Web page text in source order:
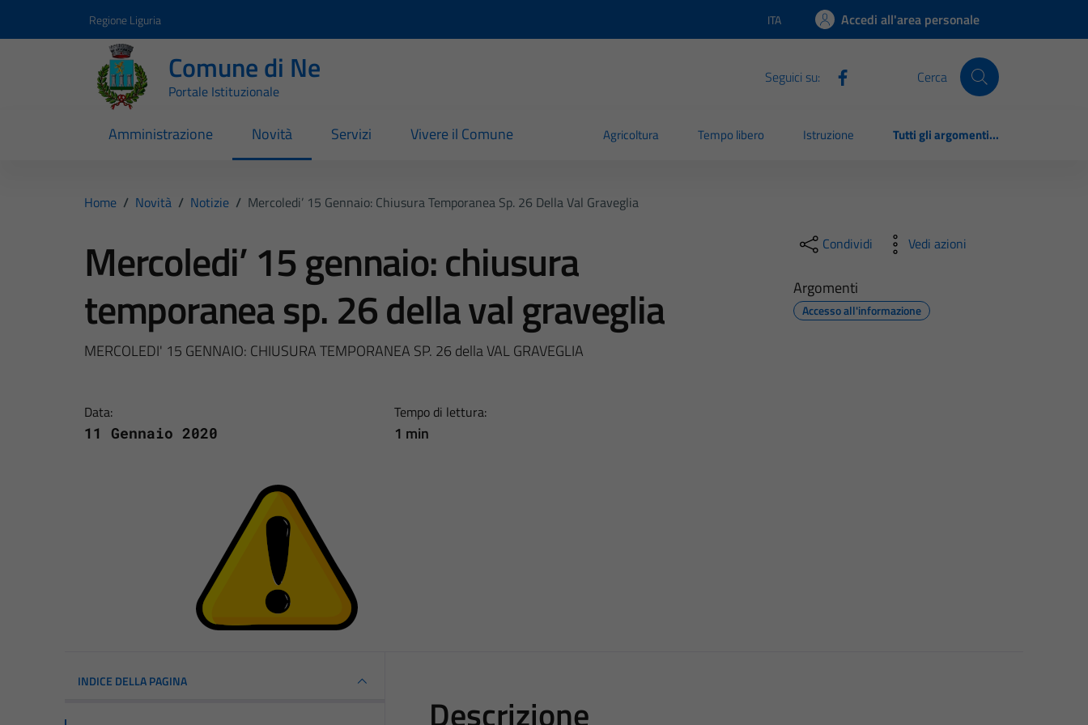
Regione Liguria Lingua attiva:
ITA Accedi all'area personale
Comune di Ne
Portale Istituzionale
Seguici su: Cerca
Amministrazione Novità Servizi Vivere il Comune Agricoltura Tempo libero Istruzione Tutti gli argomenti...
Home / Novità / Notizie / Mercoledi’ 15 Gennaio: Chiusura Temporanea Sp. 26 Della Val Graveglia
Mercoledi’ 15 gennaio: chiusura
temporanea sp. 26 della val graveglia
MERCOLEDI' 15 GENNAIO: CHIUSURA TEMPORANEA SP. 26 della VAL GRAVEGLIA
Data:
11 Gennaio 2020
Tempo di lettura:
1 min
Condividi Vedi azioni
Argomenti
Accesso all'informazione
INDICE DELLA PAGINA
Descrizione